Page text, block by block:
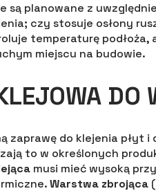
są planowane z
czy stosuje osłony
temperaturę podłoża,
miejscu na budowie.
DO
zaprawę do klejenia płyt
to w określonych
musi mieć wysoką
Warstwa zbrojąca